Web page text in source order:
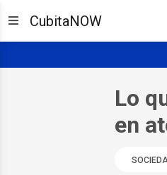
CubitaNOW
Lo
en